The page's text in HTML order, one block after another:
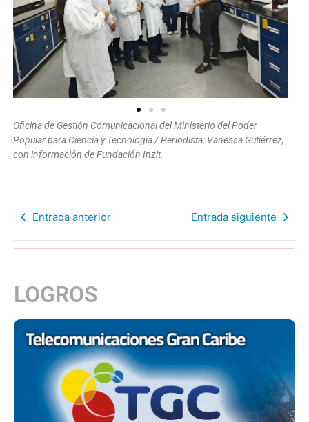
Oficina de Gestión Comunicacional del Ministerio del Poder
Popular para Ciencia y Tecnología / Periodista: Vanessa Gutiérrez,
con información de Fundación Inzit.
Entrada anterior Entrada siguiente
LOGROS